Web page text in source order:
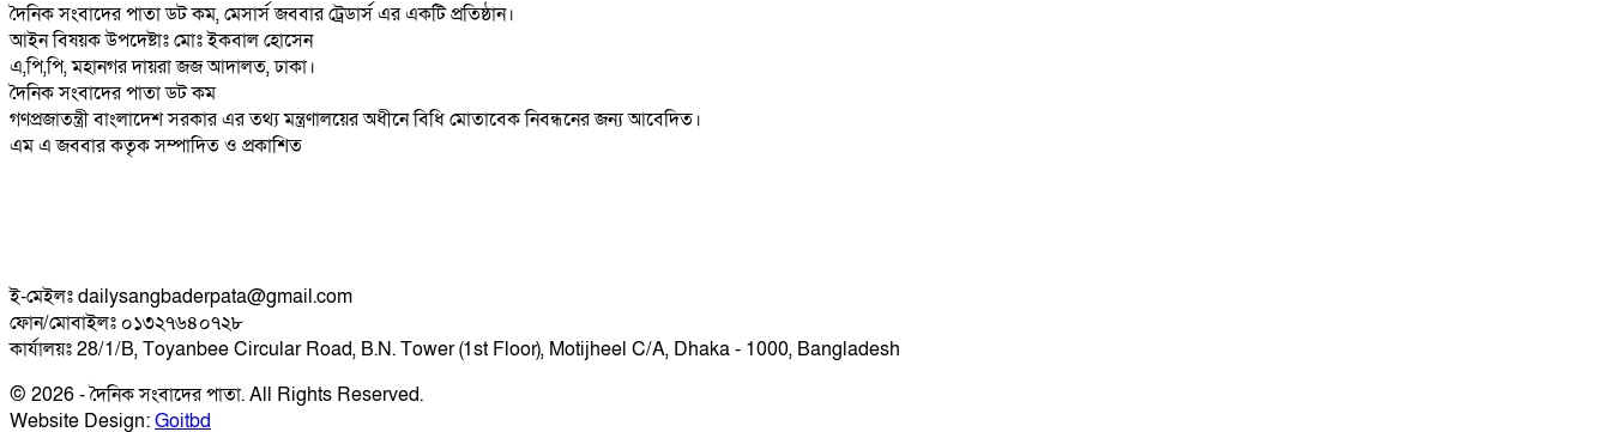
দৈনিক সংবাদের পাতা ডট কম, মেসার্স জববার ট্রেডার্স এর একটি প্রতিষ্ঠান।
আইন বিষয়ক উপদেষ্টাঃ মোঃ ইকবাল হোসেন
এ,পি,পি, মহানগর দায়রা জজ আদালত, ঢাকা।
দৈনিক সংবাদের পাতা ডট কম
গণপ্রজাতন্ত্রী বাংলাদেশ সরকার এর তথ্য মন্ত্রণালয়ের অধীনে বিধি মোতাবেক নিবন্ধনের জন্য আবেদিত।
এম এ জববার কতৃক সম্পাদিত ও প্রকাশিত
ই-মেইলঃ dailysangbaderpata@gmail.com
ফোন/মোবাইলঃ ০১৩২৭৬৪০৭২৮
কার্যালয়ঃ 28/1/B, Toyanbee Circular Road, B.N. Tower (1st Floor), Motijheel C/A, Dhaka - 1000, Bangladesh
© 2026 - দৈনিক সংবাদের পাতা. All Rights Reserved.
Website Design:Goitbd